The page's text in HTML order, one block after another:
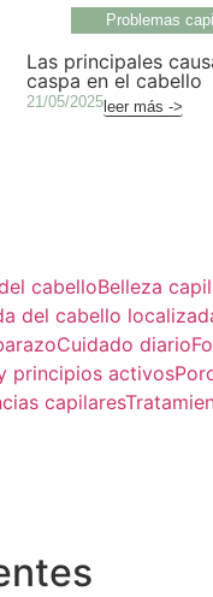
Problemas
Las principales
caspa en el cabello
21/05/2025leer más ->
cabelloBelleza
del cabello
Cuidado diario
principios activos
capilares